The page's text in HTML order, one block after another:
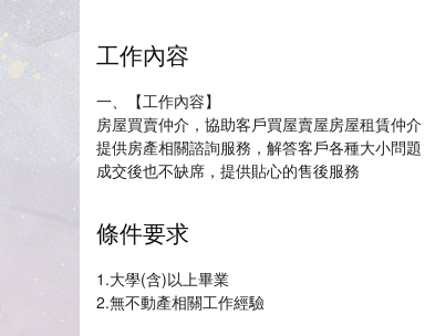
工作內容
一、【工作內容】
房屋買賣仲介，協助客戶買屋賣屋房屋租賃仲
提供房產相關諮詢服務，解答客戶各種大小問題
成交後也不缺席，提供貼心的售後服務
條件要求
1.大學(含)以上畢業
2.無不動產相關工作經驗